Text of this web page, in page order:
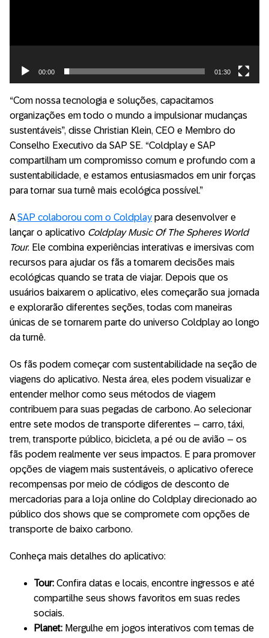
00:00 01:30
“Com nossa tecnologia e soluções, capacitamos
organizações em todo o mundo a impulsionar mudanças
sustentáveis”, disse Christian Klein, CEO e Membro do
Conselho Executivo da SAP SE. “Coldplay e SAP
compartilham um compromisso comum e profundo com a
sustentabilidade, e estamos entusiasmados em unir forças
para tornar sua turnê mais ecológica possível.”
ASAP colaborou com o Coldplaypara desenvolver e
lançar o aplicativo Coldplay Music Of The Spheres World
Tour. Ele combina experiências interativas e imersivas com
recursos para ajudar os fãs a tomarem decisões mais
ecológicas quando se trata de viajar. Depois que os
usuários baixarem o aplicativo, eles começarão sua jornada
e explorarão diferentes seções, todas com maneiras
únicas de se tornarem parte do universo Coldplay ao longo
da turnê.
Os fãs podem começar com sustentabilidade na seção de
viagens do aplicativo. Nesta área, eles podem visualizar e
entender melhor como seus métodos de viagem
contribuem para suas pegadas de carbono. Ao selecionar
entre sete modos de transporte diferentes – carro, táxi,
trem, transporte público, bicicleta, a pé ou de avião – os
fãs podem realmente ver seus impactos. E para promover
opções de viagem mais sustentáveis, o aplicativo oferece
recompensas por meio de códigos de desconto de
mercadorias para a loja online do Coldplay direcionado ao
público dos shows que se compromete com opções de
transporte de baixo carbono.
Conheça mais detalhes do aplicativo:
Tour: Confira datas e locais, encontre ingressos e até
compartilhe seus shows favoritos em suas redes
sociais.
Planet: Mergulhe em jogos interativos com temas de